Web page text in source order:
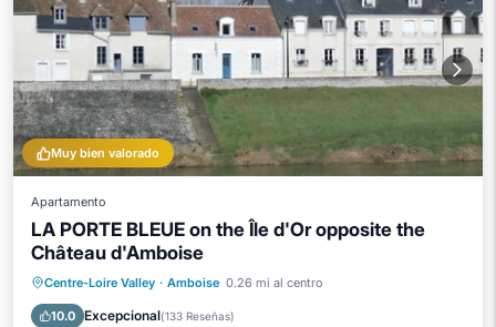
Muy bien valorado
Apartamento
LA PORTE BLEUE on the Île d'Or opposite the
Château d'Amboise
Centre-Loire Valley · Amboise 0.26 mi al centro
10.0 Excepcional(133 Reseñas)
Aparcamiento
Cocina
Aire acondicionado